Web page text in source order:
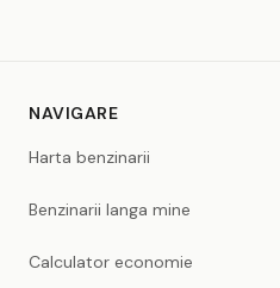
NAVIGARE
Harta benzinarii
Benzinarii langa mine
Calculator economie